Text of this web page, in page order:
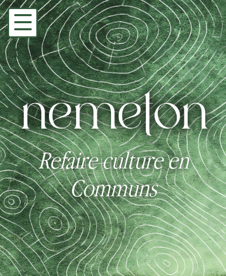
Refaire culture en
Communs